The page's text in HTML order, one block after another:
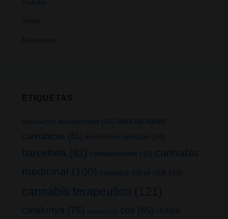
Youtube
Vimeo
Foursquare
alemania (27) asociaciones (39)
asociaciones
cannabicas (61) autocultivo cannabis (40)
barcelona (82) cannabinoides (45) cannabis
medicinal (100) cannabis social club (45)
cannabis terapeutico (121)
catalunya (76) cañamo (26) cbd (65) clubes